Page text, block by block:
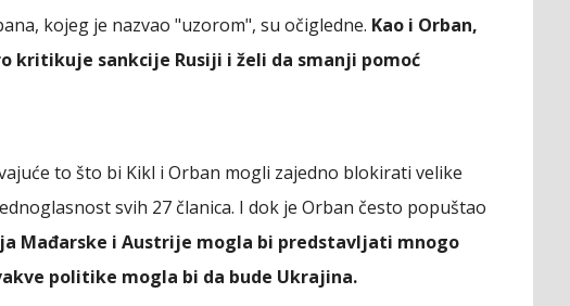
kojeg je nazvao "uzorom", su očigledne. Kao i Orban,
kritikuje sankcije Rusiji i želi da smanji pomoć
to što bi Kikl i Orban mogli zajedno blokirati velike
svih 27 članica. I dok je Orban često popuštao
Mađarske i Austrije mogla bi predstavljati mnogo
politike mogla bi da bude Ukrajina.